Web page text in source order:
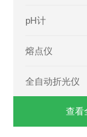
pH计
熔点仪
全自动折光仪
查看